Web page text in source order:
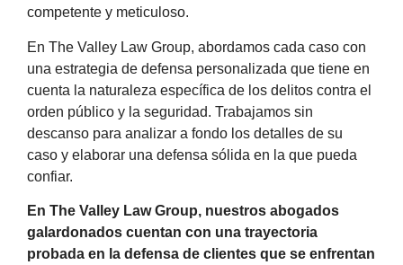
competente y meticuloso.
En The Valley Law Group, abordamos cada caso con
una estrategia de defensa personalizada que tiene en
cuenta la naturaleza específica de los delitos contra el
orden público y la seguridad. Trabajamos sin
descanso para analizar a fondo los detalles de su
caso y elaborar una defensa sólida en la que pueda
confiar.
En The Valley Law Group, nuestros abogados
galardonados cuentan con una trayectoria
probada en la defensa de clientes que se enfrentan